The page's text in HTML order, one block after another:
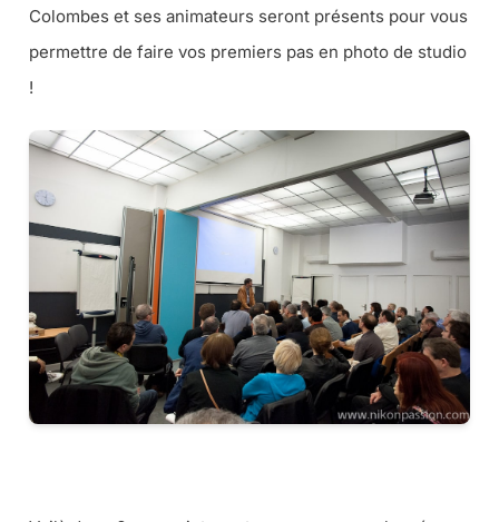
Colombes et ses animateurs seront présents pour vous
permettre de faire vos premiers pas en photo de studio
!